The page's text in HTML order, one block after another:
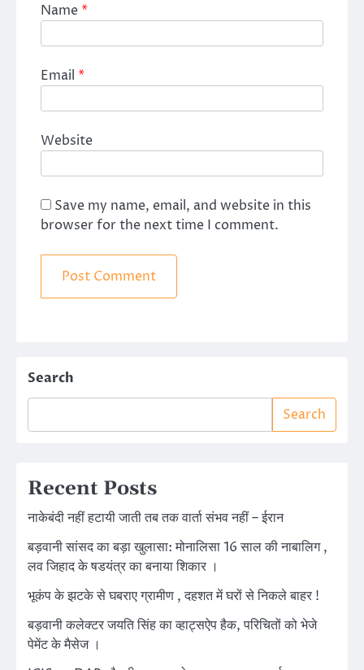
Name*
Email *
Website
Save my name, email, and website in this
browser for the next time I comment.
Search
Search
Recent Posts
नाकेबंदी नहीं हटायी जाती तब तक वार्ता संभव नहीं – ईरान
बड़वानी सांसद का बड़ा खुलासा: मोनालिसा 16 साल की नाबालिग ,
लव जिहाद के षडयंत्र का बनाया शिकार ।
भूकंप के झटके से घबराए ग्रामीण , दहशत में घरों से निकले बाहर !
बड़वानी कलेक्टर जयति सिंह का व्हाट्सऐप हैक, परिचितों को भेजे
पेमेंट के मैसेज ।